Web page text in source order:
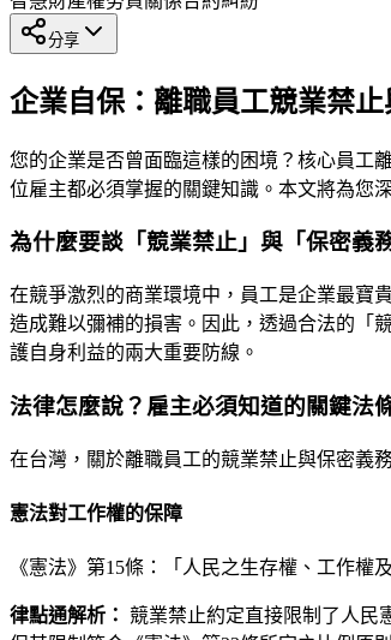
分享
企業自保：離職員工競業禁
您的企業是否曾面臨這樣的困境？核心員工
位雇主都必須掌握的關鍵知識。本文將為您
為什麼要談「競業禁止」與「保密義
在競爭激烈的商業環境中，員工是企業最寶
造成難以彌補的損害。因此，透過合法的「
護自身利益的兩大重要防線。
法律怎麼說？雇主必須知道的關鍵法
在台灣，關於離職員工的競業禁止與保密義
憲法對工作權的保障
《憲法》第15條：「人民之生存權、工作權
律點通解析：
競業禁止約定直接限制了人民